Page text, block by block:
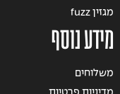
מגזין fuzz
מידע נוסף
משלוחים